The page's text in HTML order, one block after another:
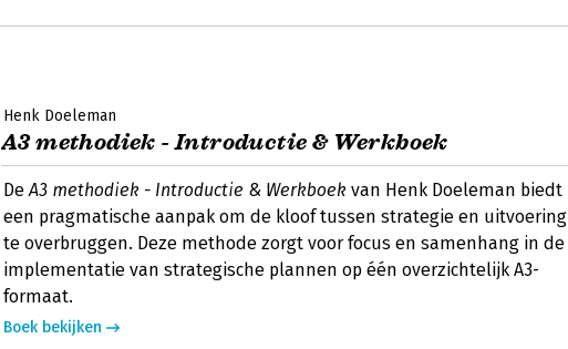
Henk Doeleman
A3 methodiek - Introductie & Werkboek
DeA3 methodiek - Introductie & Werkboek van Henk Doeleman biedt
een pragmatische aanpak om de kloof tussen strategie en uitvoering
te overbruggen. Deze methode zorgt voor focus en samenhang in de
implementatie van strategische plannen op één overzichtelijk A3-
formaat.
Boek bekijken